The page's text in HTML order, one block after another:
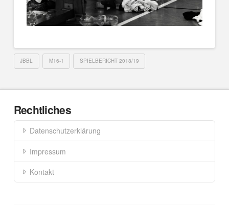
JBBL M16-1 SPIELBERICHT 2018/19
Rechtliches
Datenschutzerklärung
Impressum
Kontakt